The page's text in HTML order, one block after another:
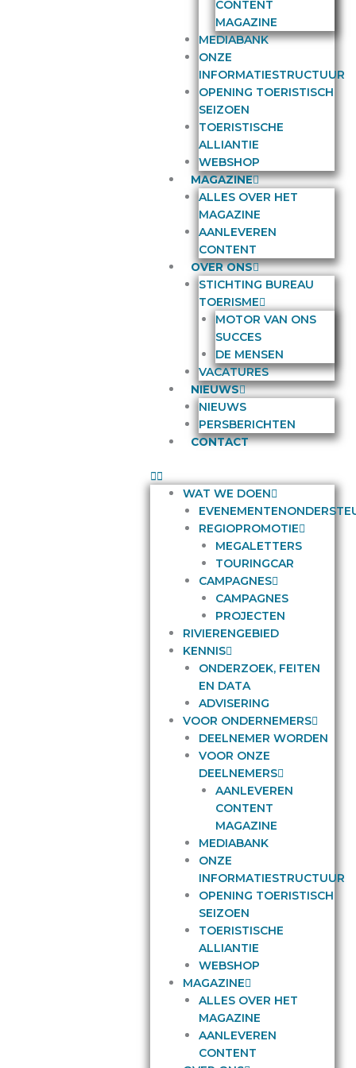
CONTENT
MAGAZINE
MEDIABANK
ONZE
INFORMATIESTRUCTUUR
OPENING TOERISTISCH
SEIZOEN
TOERISTISCHE
ALLIANTIE
WEBSHOP
MAGAZINE
ALLES OVER HET
MAGAZINE
AANLEVEREN
CONTENT
OVER ONS
STICHTING BUREAU
TOERISME
MOTOR VAN ONS
SUCCES
DE MENSEN
VACATURES
NIEUWS
NIEUWS
PERSBERICHTEN
CONTACT
WAT WE DOEN
REGIOPROMOTIE
MEGALETTERS
TOURINGCAR
CAMPAGNES
CAMPAGNES
PROJECTEN
RIVIERENGEBIED
KENNIS
ONDERZOEK, FEITEN
EN DATA
ADVISERING
VOOR ONDERNEMERS
DEELNEMER WORDEN
VOOR ONZE
DEELNEMERS
AANLEVEREN
CONTENT
MAGAZINE
MEDIABANK
ONZE
INFORMATIESTRUCTUUR
OPENING TOERISTISCH
SEIZOEN
TOERISTISCHE
ALLIANTIE
WEBSHOP
MAGAZINE
ALLES OVER HET
MAGAZINE
AANLEVEREN
CONTENT